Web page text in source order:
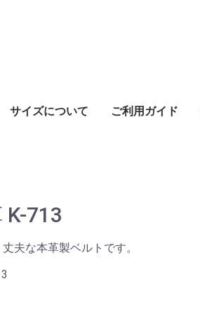
サイズについて ご利用ガイド
K-713
夫な本革製ベルトです。